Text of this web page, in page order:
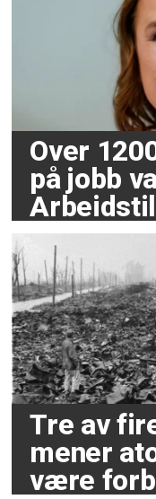
Over
på jobb
Tre av
mener
være